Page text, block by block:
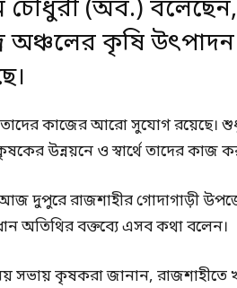
(অব.) বলেছেন,
অঞ্চলের কৃষি
কাজের আরো সুযোগ রয়েছে। শুধু
উন্নয়নে ও স্বার্থে তাদের কাজ
আজ দুপুরে রাজশাহীর গোদাগাড়ী
অতিথির বক্তব্যে এসব কথা বলেন।
সভায় কৃষকরা জানান, রাজশাহীতে